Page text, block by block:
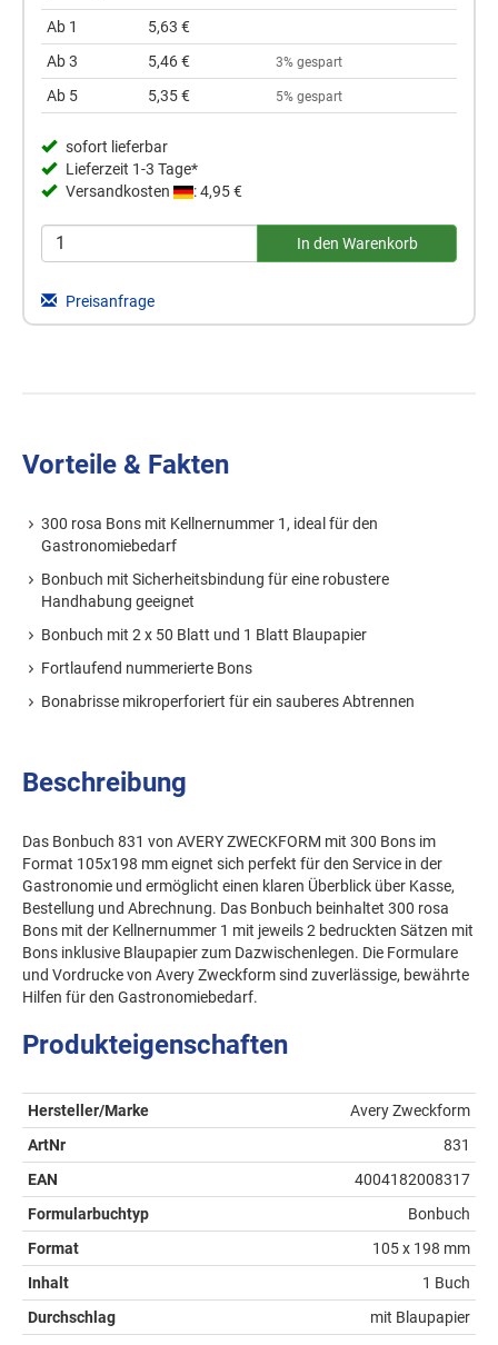
Ab 1
5,63 €
Ab 3
5,46 € 3% gespart
Ab 5 5,35 € 5% gespart
sofort lieferbar
Lieferzeit 1-3 Tage*
Versandkosten
: 4,95 €
Preisanfrage
Vorteile & Fakten
300 rosa Bons mit Kellnernummer 1, ideal für den
Gastronomiebedarf
Bonbuch mit Sicherheitsbindung für eine robustere
Handhabung geeignet
Bonbuch mit 2 x 50 Blatt und 1 Blatt Blaupapier
Fortlaufend nummerierte Bons
Bonabrisse mikroperforiert für ein sauberes Abtrennen
Beschreibung
Das Bonbuch 831 von AVERY ZWECKFORM mit 300 Bons im
Format 105x198 mm eignet sich perfekt für den Service in der
Gastronomie und ermöglicht einen klaren Überblick über Kasse,
Bestellung und Abrechnung. Das Bonbuch beinhaltet 300 rosa
Bons mit der Kellnernummer 1 mit jeweils 2 bedruckten Sätzen mit
Bons inklusive Blaupapier zum Dazwischenlegen. Die Formulare
und Vordrucke von Avery Zweckform sind zuverlässige, bewährte
Hilfen für den Gastronomiebedarf.
Produkteigenschaften
Hersteller/Marke
Avery Zweckform
ArtNr
831
EAN
4004182008317
Formularbuchtyp
Bonbuch
Format
105 x 198 mm
Inhalt
1 Buch
Durchschlag
mit Blaupapier